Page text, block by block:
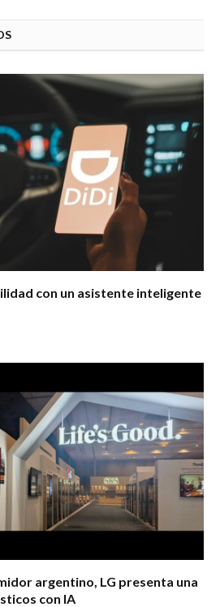
con un asistente inteligente
argentino, LG presenta una
con IA